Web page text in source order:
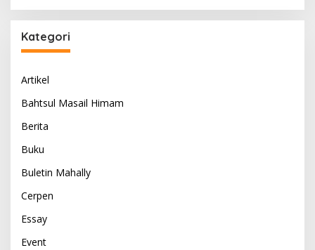
Kategori
Artikel
Bahtsul Masail Himam
Berita
Buku
Buletin Mahally
Cerpen
Essay
Event